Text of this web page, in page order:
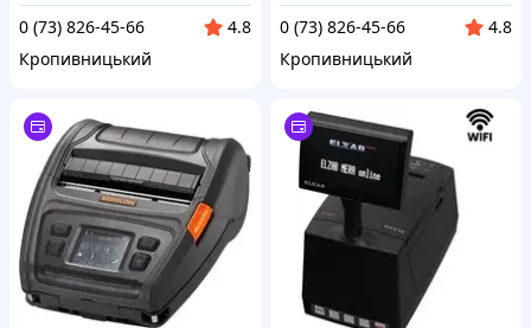
0 (73) 826-45-66
4.8
Кропивницький
0 (73) 826-45-66
4.8
Кропивницький